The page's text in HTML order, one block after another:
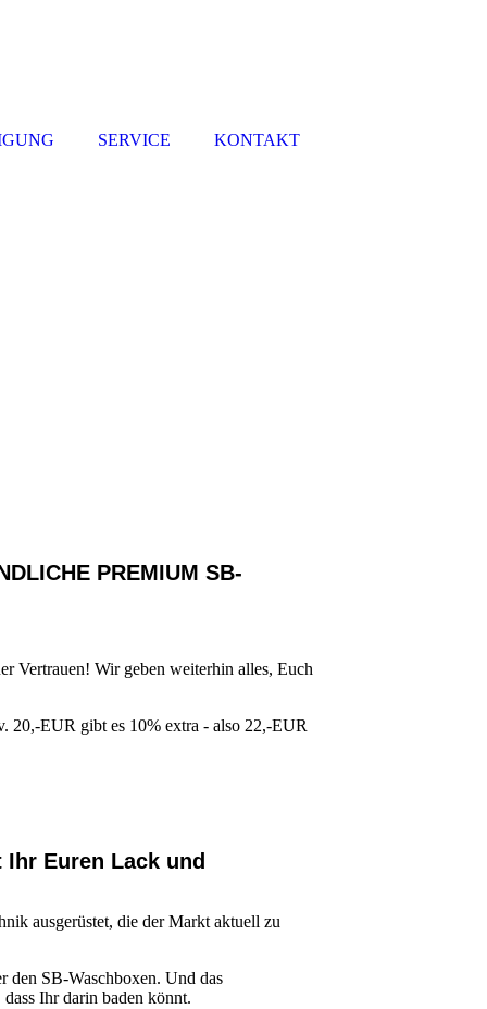
PREMIUM SB-
Vertrauen! Wir geben weiterhin alles, Euch
20,-EUR gibt es 10% extra - also 22,-EUR
Euren Lack und
ausgerüstet, die der Markt aktuell zu
den SB-Waschboxen. Und das
Ihr darin baden könnt.
SERVICE KONTAKT